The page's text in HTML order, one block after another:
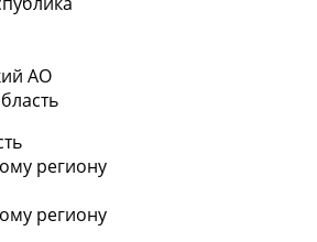
АО
региону
региону